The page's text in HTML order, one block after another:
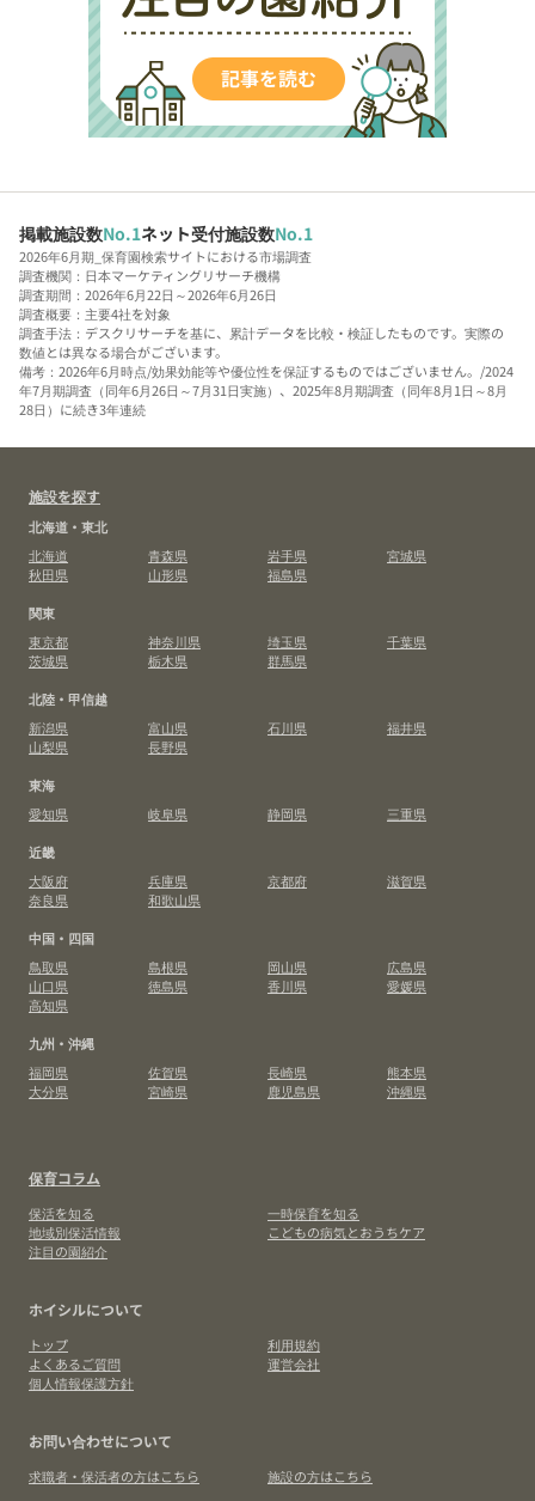
掲載施設数No.1ネット受付施設数No.1
2026年6月期_保育園検索サイトにおける市場調査
調査機関：日本マーケティングリサーチ機構
調査期間：2026年6月22日～2026年6月26日
調査概要：主要4社を対象
調査手法：デスクリサーチを基に、累計データを比較・検証したものです。実際の
数値とは異なる場合がございます。
備考：2026年6月時点/効果効能等や優位性を保証するものではございません。/2024
年7月期調査（同年6月26日～7月31日実施）、2025年8月期調査（同年8月1日～8月
28日）に続き3年連続
施設を探す
北海道・東北
北海道
青森県 岩手県
宮城県
秋田県
山形県
福島県
関東
東京都
神奈川県 埼玉県
千葉県
茨城県
栃木県
群馬県
北陸・甲信越
新潟県
富山県 石川県
福井県
山梨県
長野県
東海
愛知県
岐阜県 静岡県
三重県
近畿
大阪府
兵庫県 京都府
滋賀県
奈良県
和歌山県
中国・四国
鳥取県
島根県 岡山県
広島県
山口県
徳島県 香川県
愛媛県
高知県
九州・沖縄
福岡県
佐賀県 長崎県
熊本県
大分県
宮崎県 鹿児島県 沖縄県
保育コラム
保活を知る
一時保育を知る
地域別保活情報
こどもの病気とおうちケア
注目の園紹介
ホイシルについて
トップ
利用規約
よくあるご質問
運営会社
個人情報保護方針
お問い合わせについて
求職者・保活者の方はこちら 施設の方はこちら